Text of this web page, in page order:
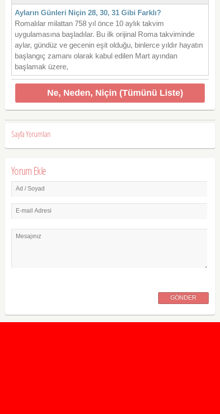
Ayların Günleri Niçin 28, 30, 31 Gibi Farklı?
Romalılar milattan 758 yıl önce 10 aylık takvim
uygulamasına başladılar. Bu ilk orijinal Roma takviminde
aylar, gündüz ve gecenin eşit olduğu, binlerce yıldır hayatın
başlangıç zamanı olarak kabul edilen Mart ayından
başlamak üzere,
Ne, Neden, Niçin (Tümünü Liste)
Sayfa Yorumları
Yorum Ekle
Ad / Soyad
E-mail Adresi
Mesajınız
GÖNDER